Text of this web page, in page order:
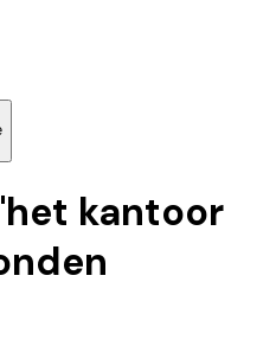
het kantoor